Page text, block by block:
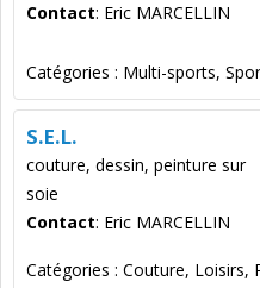
Contact: Eric MARCELLIN
Catégories : Multi-sports,
S.E.L.
couture, dessin, peinture sur
soie
Contact: Eric MARCELLIN
Catégories : Couture, Loisirs,